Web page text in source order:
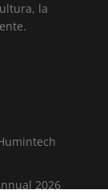
la
2026